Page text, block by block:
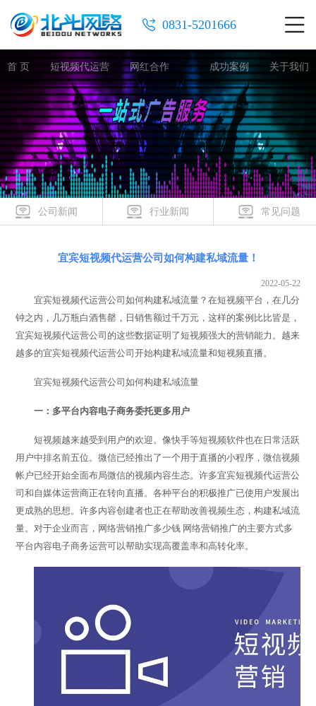
0831-5201666
首 页 短视频代运营 网红合作 成功案例 关于我们
公司新闻 行业新闻 常见问题
宜宾短视频代运营公司如何构建私域流量！
2022-05-22
宜宾短视频代运营公司如何构建私域流量？在短视频平台，在几分
钟之内，几万瓶白酒售罄，日销售额过千万元，这样的案例比比皆是，
宜宾短视频代运营公司的这些数据证明了短视频强大的营销能力。越来
越多的宜宾短视频代运营公司开始构建私域流量和短视频直播。
宜宾短视频代运营公司如何构建私域流量
一：多平台内容电子商务委托更多用户
短视频越来越受到用户的欢迎。像快手等短视频软件也在日常活跃
用户中排名前五位。微信已经推出了一个用于直播的小程序，微信视频
帐户已经开始全面布局微信的视频内容生态。许多宜宾短视频代运营公
司和自媒体运营商正在转向直播。各种平台的积极推广已使用户发展出
更成熟的思想。许多内容创建者也正在帮助改善视频生态，构建私域流
量。对于企业而言，网络营销推广多少钱 网络营销推广的主要方式多
平台内容电子商务运营可以帮助实现高覆盖率和高转化率。